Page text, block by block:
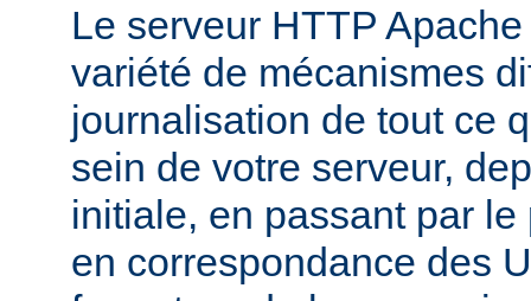
Le serveur HTTP
variété de mécanismes
journalisation de tout ce
sein de votre serveur,
initiale, en passant par
en correspondance des